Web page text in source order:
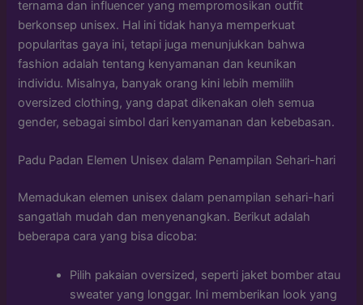
ternama dan influencer yang mempromosikan outfit
berkonsep unisex. Hal ini tidak hanya memperkuat
popularitas gaya ini, tetapi juga menunjukkan bahwa
fashion adalah tentang kenyamanan dan keunikan
individu. Misalnya, banyak orang kini lebih memilih
oversized clothing, yang dapat dikenakan oleh semua
gender, sebagai simbol dari kenyamanan dan kebebasan.
Padu Padan Elemen Unisex dalam Penampilan Sehari-hari
Memadukan elemen unisex dalam penampilan sehari-hari
sangatlah mudah dan menyenangkan. Berikut adalah
beberapa cara yang bisa dicoba:
Pilih pakaian oversized, seperti jaket bomber atau
sweater yang longgar. Ini memberikan look yang